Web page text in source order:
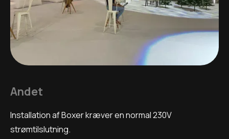
Andet
Installation af Boxer kræver en normal 230V
strømtilslutning.